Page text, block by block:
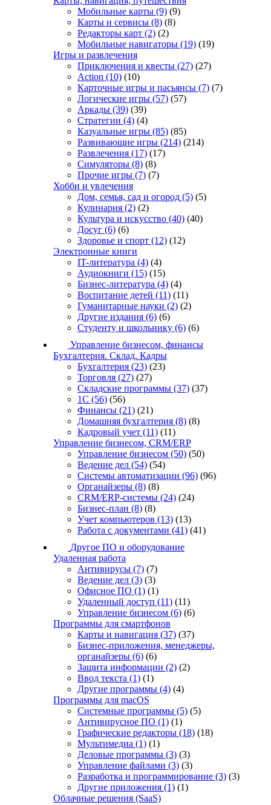
Мобильные карты (9) (9)
Карты и сервисы (8) (8)
Редакторы карт (2) (2)
Мобильные навигаторы (19) (19)
Игры и развлечения
Приключения и квесты (27) (27)
Action (10) (10)
Карточные игры и пасьянсы (7) (7)
Логические игры (57) (57)
Аркады (39) (39)
Стратегии (4) (4)
Казуальные игры (85) (85)
Развивающие игры (214) (214)
Развлечения (17) (17)
Симуляторы (8) (8)
Прочие игры (7) (7)
Хобби и увлечения
Дом, семья, сад и огород (5) (5)
Кулинария (2) (2)
Культура и искусство (40) (40)
Досуг (6) (6)
Здоровье и спорт (12) (12)
Электронные книги
IT-литература (4) (4)
Аудиокниги (15) (15)
Бизнес-литература (4) (4)
Воспитание детей (11) (11)
Гуманитарные науки (2) (2)
Другие издания (6) (6)
Студенту и школьнику (6) (6)
Управление бизнесом, финансы
Бухгалтерия. Склад. Кадры
Бухгалтерия (23) (23)
Торговля (27) (27)
Складские программы (37) (37)
1С (56) (56)
Финансы (21) (21)
Домашняя бухгалтерия (8) (8)
Кадровый учет (11) (11)
Управление бизнесом, CRM/ERP
Управление бизнесом (50) (50)
Ведение дел (54) (54)
Системы автоматизации (96) (96)
Органайзеры (8) (8)
CRM/ERP-системы (24) (24)
Бизнес-план (8) (8)
Учет компьютеров (13) (13)
Работа с документами (41) (41)
Другое ПО и оборудование
Удаленная работа
Антивирусы (7) (7)
Ведение дел (3) (3)
Офисное ПО (1) (1)
Удаленный доступ (11) (11)
Управление бизнесом (6) (6)
Программы для смартфонов
Карты и навигация (37) (37)
Бизнес-приложения, менеджеры,
органайзеры (6) (6)
Защита информации (2) (2)
Ввод текста (1) (1)
Другие программы (4) (4)
Программы для macOS
Системные программы (5) (5)
Антивирусное ПО (1) (1)
Графические редакторы (18) (18)
Мультимедиа (1) (1)
Деловые программы (3) (3)
Управление файлами (3) (3)
Разработка и программирование (3) (3)
Другие приложения (1) (1)
Облачные решения (SaaS)